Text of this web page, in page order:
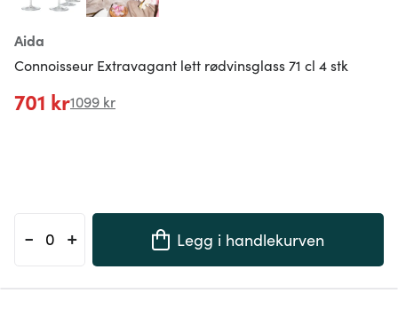
Aida
Connoisseur Extravagant lett rødvinsglass 71 cl 4 stk
701 kr1099 kr
- + Legg i handlekurven